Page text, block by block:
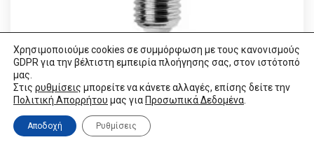
Πλαστική λάμπα LED
€2.73 VAT / Sales Tax incl.
Χρησιμοποιούμε cookies σε συμμόρφωση με τους κανονισμούς
GDPR για την βέλτιστη εμπειρία πλοήγησης σας, στον ιστότοπό
μας.
Στις ρυθμίσεις μπορείτε να κάνετε αλλαγές, επίσης δείτε την
Πολιτική Απορρήτου μας για Προσωπικά Δεδομένα
Αποδοχή Ρυθμίσεις